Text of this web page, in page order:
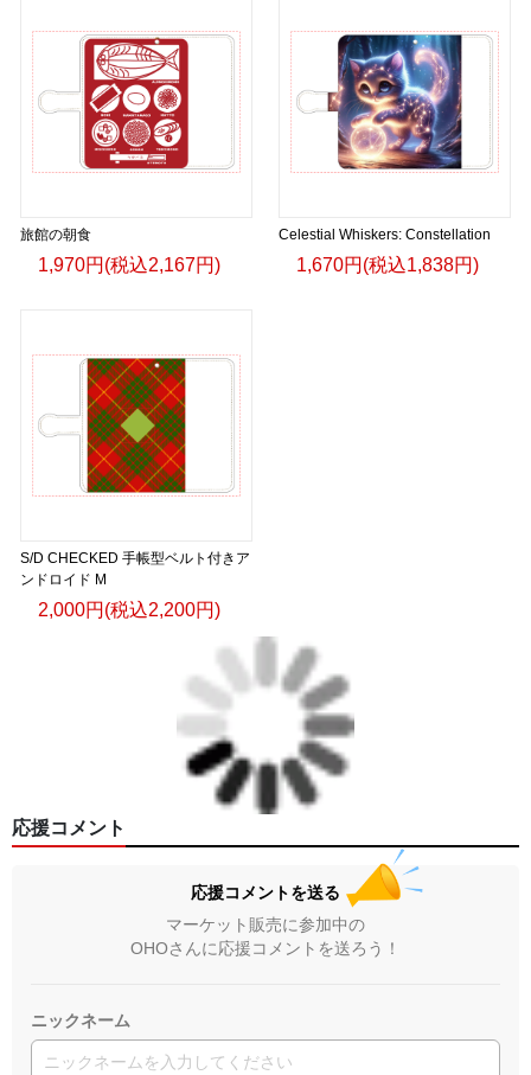
旅館の朝食
1,970円(税込2,167円)
Celestial Whiskers: Constellation
1,670円(税込1,838円)
S/D CHECKED 手帳型ベルト付きア
ンドロイド M
2,000円(税込2,200円)
応援コメント
応援コメントを送る
マーケット販売に参加中の
OHOさんに応援コメントを送ろう！
ニックネーム